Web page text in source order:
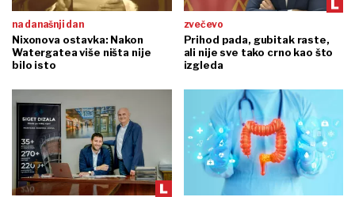
na današnji dan
Nixonova ostavka: Nakon
Watergatea više ništa nije
bilo isto
zvečevo
Prihod pada, gubitak raste,
ali nije sve tako crno kao što
izgleda